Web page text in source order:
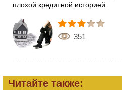
плохой кредитной историей
351
Читайте также: